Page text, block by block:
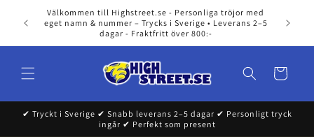
Skip to
content
Välkommen till Highstreet.se - Personliga tröjor med
eget namn & nummer – Trycks i Sverige • Leverans 2–5
dagar - Fraktfritt över 800:-
Cart
✔ Tryckt i Sverige ✔ Snabb leverans 2–5 dagar ✔ Personligt tryck
ingår ✔ Perfekt som present